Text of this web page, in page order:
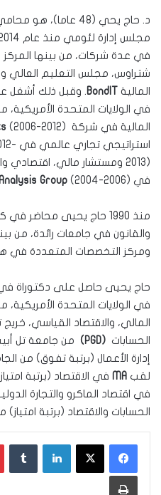
د. حاج يحي (48
في عدة شركات، من بينها
شتراوس، مجلس التعليم العالي
المالية BondIT. وقبل ذلك أشغل
في الولايات المتحدة الأمريكية،
المالية في شركة
استراتيجي تجاري عالمي في
2013) ومستشار مالي،
في
Group (2004-2006).
منذ 1990 حاج يحيى محاضر في
والقانون في جامعات رائدة، من
ومركز التخصصات المتعددة في
حاج يحيى حاصل على دكتوراة في
في الولايات المتحدة
المالي، والاقتصاد القياسي،
الحسابات (PGD) من جامعة تل
إدارة الأعمال (برتبة تفوق) من
لقب MA في الاقتصاد (برتبة
في اقتصاد الماكرو والتجارة
الحسابات والاقتصاد (برتبة
لينكدإن
طباعة